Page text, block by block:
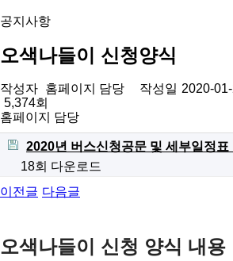
공지사항
오색나들이 신청양식
작성자 홈페이지 담당 작성일 2020-
5,374회
홈페이지 담당
2020년 버스신청공문 및 세부일정
18회 다운로드
이전글 다음글
오색나들이 신청 양식 내용